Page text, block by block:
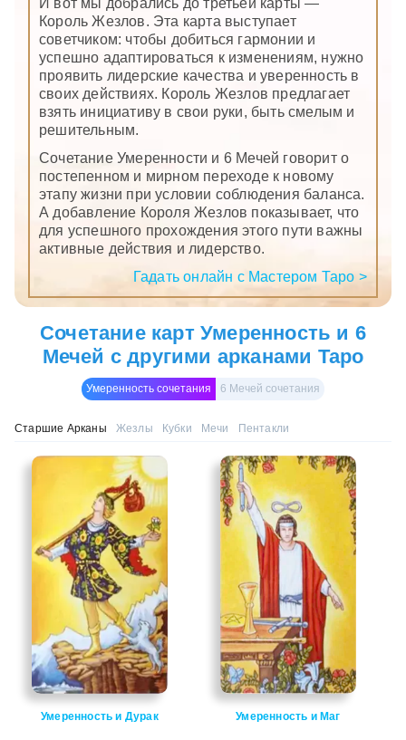
Король Жезлов. Эта карта выступает
советчиком: чтобы добиться гармонии и
успешно адаптироваться к изменениям, нужно
проявить лидерские качества и уверенность в
своих действиях. Король Жезлов предлагает
взять инициативу в свои руки, быть смелым и
решительным.
Сочетание Умеренности и 6 Мечей говорит о
постепенном и мирном переходе к новому
этапу жизни при условии соблюдения баланса.
А добавление Короля Жезлов показывает, что
для успешного прохождения этого пути важны
активные действия и лидерство.
Гадать онлайн с Мастером Таро >
Сочетание карт Умеренность и 6
Мечей с другими арканами Таро
Умеренность сочетания 6 Мечей сочетания
Старшие Арканы Жезлы Кубки Мечи Пентакли
Умеренность и Дурак Умеренность и Маг